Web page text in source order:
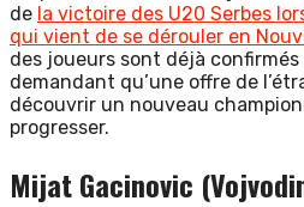
de la victoire des U20 Serbes
qui vient de se dérouler en
des joueurs sont déjà
demandant qu’une offre de
découvrir un nouveau
progresser.
Mijat Gacinovic